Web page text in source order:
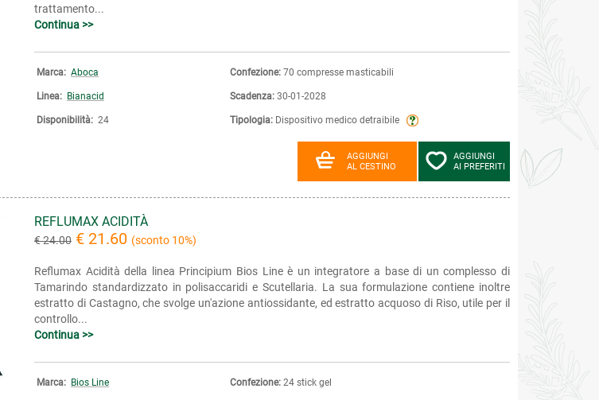
trattamento...
Continua >>
Marca: Aboca
Linea: Bianacid
Disponibilità: 24
Confezione: 70 compresse masticabili
Scadenza: 30-01-2028
Tipologia: Dispositivo medico detraibile
AGGIUNGI
AL CESTINO
AGGIUNGI
AI PREFERITI
REFLUMAX ACIDITÀ
€ 24.00 € 21.60 (sconto 10%)
Reflumax Acidità della linea Principium Bios Line è un integratore a base di un complesso di
Tamarindo standardizzato in polisaccaridi e Scutellaria. La sua formulazione contiene inoltre
estratto di Castagno, che svolge un'azione antiossidante, ed estratto acquoso di Riso, utile per il
controllo...
Continua >>
Marca: Bios Line Confezione: 24 stick gel